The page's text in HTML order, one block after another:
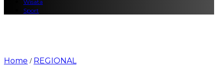
Wisata
Sport
Home / REGIONAL